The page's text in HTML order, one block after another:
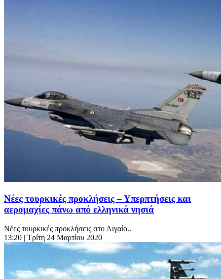
Νέες τουρκικές προκλήσεις – Υπερπτήσεις και
αερομαχίες πάνω από ελληνικά νησιά
Νέες τουρκικές προκλήσεις στο Αιγαίο..
13:20 | Τρίτη 24 Μαρτίου 2020